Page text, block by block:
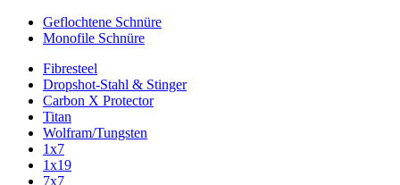
Geflochtene Schnüre
Monofile Schnüre
Fibresteel
Dropshot-Stahl & Stinger
Carbon X Protector
Titan
Wolfram/Tungsten
1x7
1x19
7x7